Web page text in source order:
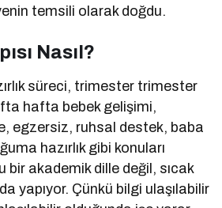
temsili olarak doğdu.
Nasıl?
süreci, trimester trimester
hafta bebek gelişimi,
egzersiz, ruhsal destek, baba
hazırlık gibi konuları
bir akademik dille değil, sıcak
yapıyor. Çünkü bilgi ulaşılabilir